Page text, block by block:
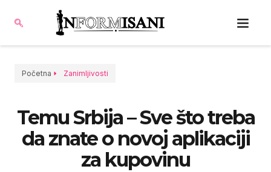
Početna Zanimljivosti
Temu Srbija – Sve što treba
da znate o novoj aplikaciji
za kupovinu